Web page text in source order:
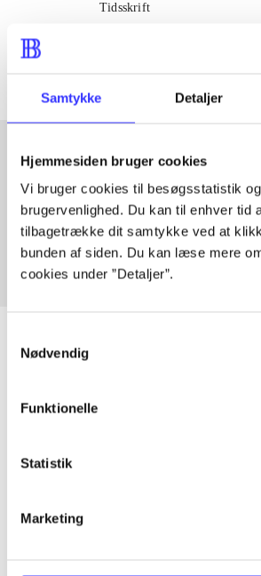
Samtykke Detaljer
Hjemmesiden bruger cookies
Vi bruger cookies til besøgsstatistik
brugervenlighed. Du kan til enhver tid
tilbagetrække dit samtykke ved at
bunden af siden. Du kan læse mere
cookies under ”Detaljer”.
Nødvendig
Funktionelle
Statistik
Marketing
Tidsskrift
Artiklerne i
Artikler med samme emner
Fra
Alle registrerede artikler fordelt på
...
...